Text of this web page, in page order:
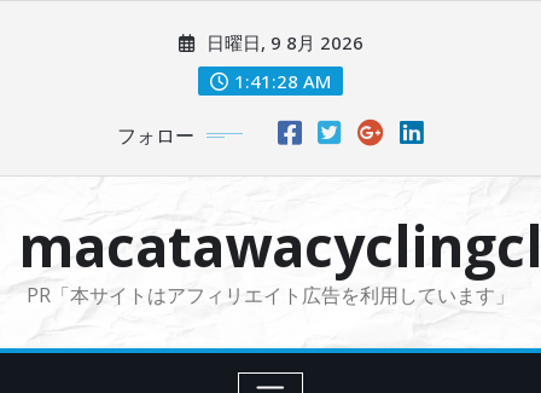
に
日曜日, 9 8月 2026
1:41:30 AM
フォロー
PR「本サイトはアフィリエイト広告を利用しています」